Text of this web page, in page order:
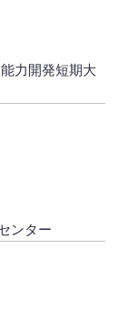
力開発短期大
ンター